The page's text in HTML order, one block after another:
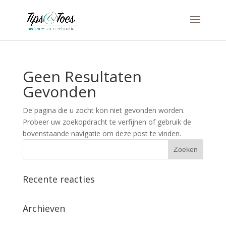
Geen Resultaten
Gevonden
De pagina die u zocht kon niet gevonden worden.
Probeer uw zoekopdracht te verfijnen of gebruik de
bovenstaande navigatie om deze post te vinden.
Recente reacties
Archieven